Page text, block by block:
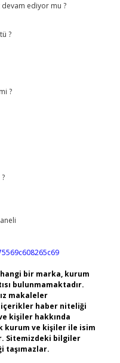
ediyor mu ?
?
?
bir marka, kurum
bulunmamaktadır.
makaleler
içerikler haber niteliği
kişiler hakkında
kurum ve kişiler ile isim
Sitemizdeki bilgiler
taşımazlar.